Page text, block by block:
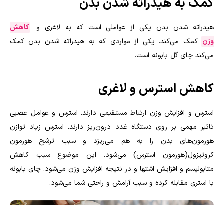
کمک به هیدراته شدن بدن
هیدراته شدن بدن یکی از عواملی است که به لاغری و
کاهش
وزن کمک می‌کند. یکی از مواردی که به هیدراته شدن بدن کمک
می‌کند چای گل بابونه است.
کاهش استرس و لاغری
استرس و افزایش وزن ارتباط مستقیمی دارند. استرس و عوامل عصبی
تاثیر مهمی بر روی دستگاه غدد درون‌ریز دارند. استرس زیاد توازن
هورمون‌های بدن را به هم می‌ریزد و سبب ترشح هورمون
کروتیزول(هورمون استرس) می‌شود. این موضوع سبب کاهش
متابولیسم و افزایش اشتها و در نتیجه افزایش وزن می‌شود. چای بابونه
با استری مقابله کرده و سبب آرامش و راحتی شما می‌شود.